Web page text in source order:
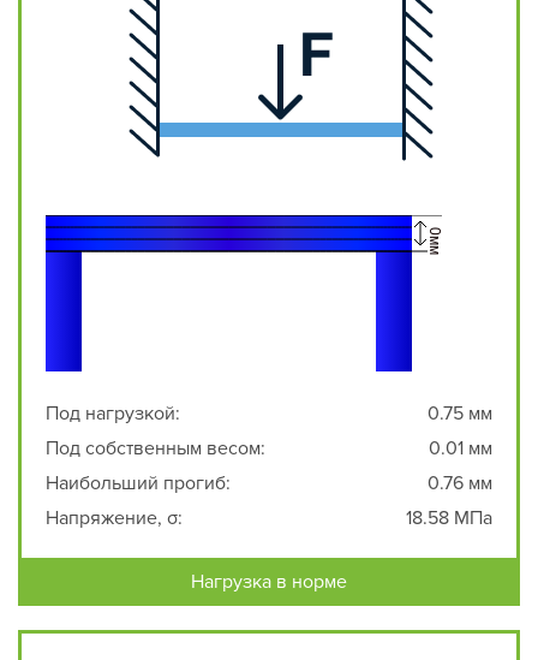
Под нагрузкой:
0.75 мм
Под собственным весом:
0.01 мм
Наибольший прогиб:
0.76 мм
Напряжение, σ:
18.58 МПа
Нагрузка в норме